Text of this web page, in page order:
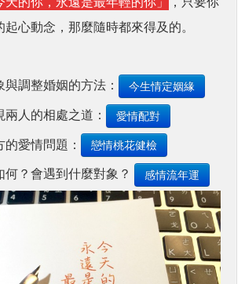
起心動念，那麼隨時都來得及的。
調整婚姻的方法： 今生情定姻緣
人的相處之道： 愛情配對
愛情問題： 戀情桃花健檢
？會遇到什麼對象？ 感情流年運